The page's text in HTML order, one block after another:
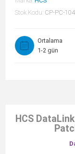
Stok Kodu: CP-PC-
Ortalama
1-2 gün
HCS